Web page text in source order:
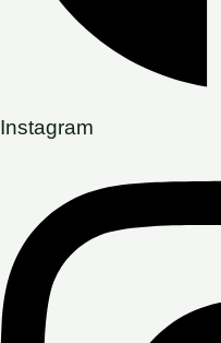
Instagram